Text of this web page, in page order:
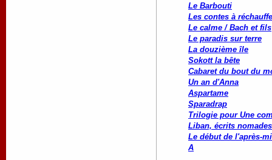
Le Barbouti
Les contes à
Le calme / Bach et fils
Le paradis sur terre
La douzième île
Sokott la bête
Cabaret du bout du
Un an d'Anna
Aspartame
Sparadrap
Trilogie pour Une
Liban, écrits
Le début de l'après-
A